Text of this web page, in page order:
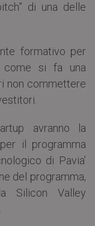
di una delle
formativo per
come si fa una
non commettere
avranno la
il programma
di Pavia’
del programma,
Silicon Valley